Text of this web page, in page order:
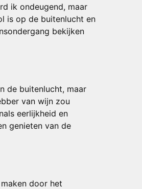
ik ondeugend, maar
is op de buitenlucht en
bekijken
de buitenlucht, maar
van wijn zou
eerlijkheid en
genieten van de
door het